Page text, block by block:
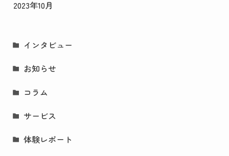
2023年10月
インタビュー
お知らせ
コラム
サービス
体験レポート